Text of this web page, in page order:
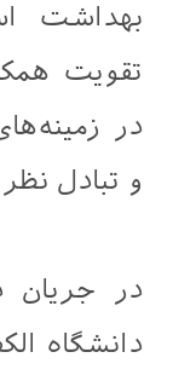
بهداشت
تقویت
در
و تبادل
در جریان
دانشگاه